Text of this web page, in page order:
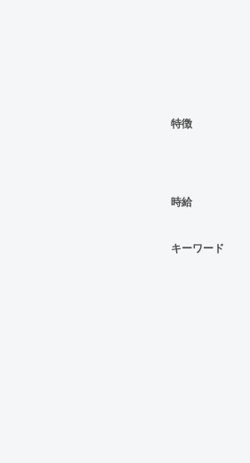
特徴
時給
キーワード